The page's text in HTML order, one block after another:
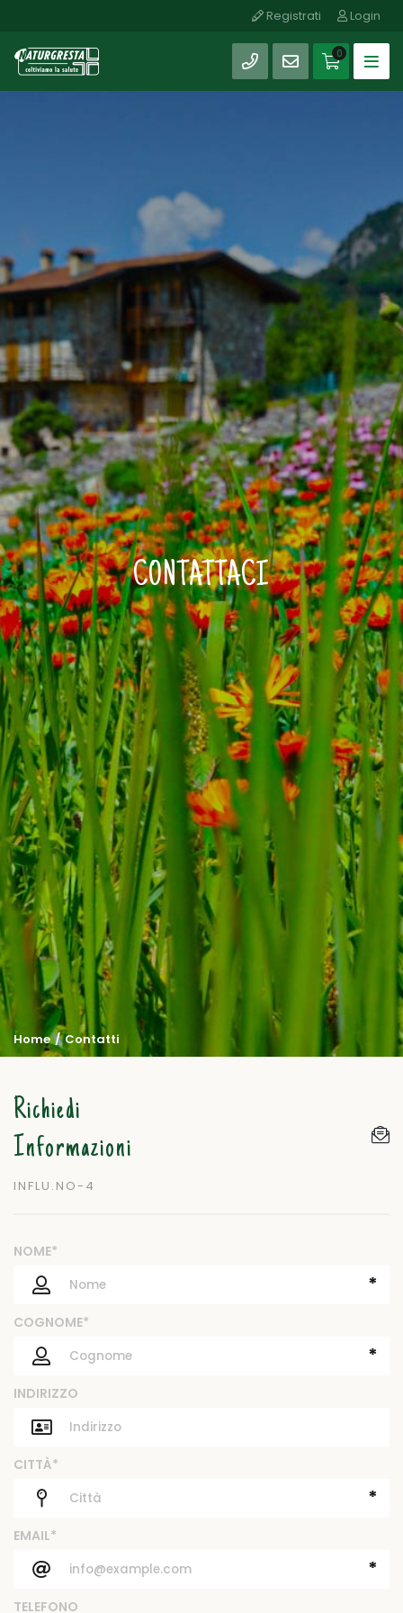
Registrati Login
0
CONTATTACI
Home Contatti
Richiedi
Informazioni
INFLU.NO-4
NOME*
*
COGNOME*
*
INDIRIZZO
CITTÀ*
*
EMAIL*
*
TELEFONO